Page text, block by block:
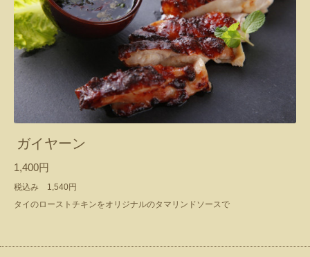
ガイヤーン
1,400円
税込み 1,540円
タイのローストチキンをオリジナルのタマリンドソースで